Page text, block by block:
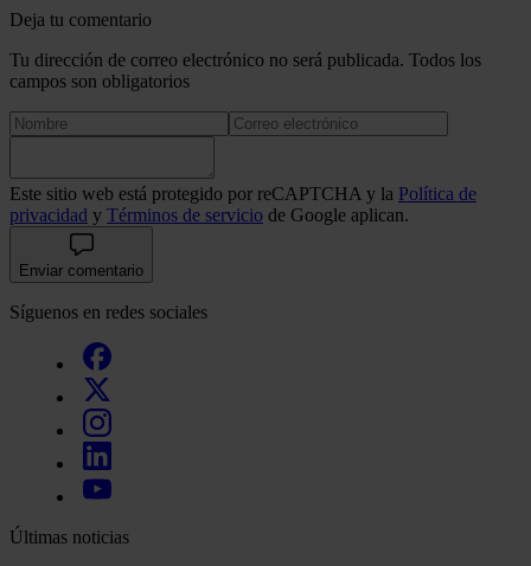
tráfico. Además, compartimos información sobre el uso que
análisis web, quienes pueden combinarla con otra
hecho de sus servicios.
Deja tu comentario
Tu dirección de correo electrónico no será publicada. Todos los
campos son obligatorios
Este sitio web está protegido por reCAPTCHA y la Política de
privacidad y Términos de servicio de Google aplican.
Enviar comentario
Síguenos en redes sociales
Últimas noticias